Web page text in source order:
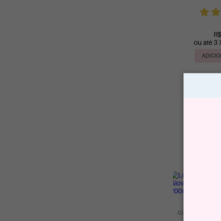
ou até 3
Giovanna Baby